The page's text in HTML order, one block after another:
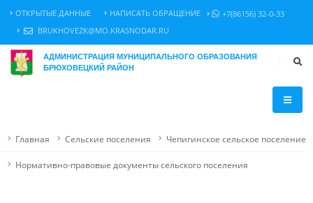
ОТКРЫТЫЕ ДАННЫЕ НАПИСАТЬ ОБРАЩЕНИЕ
+7(86156) 32-0-33
BRUKHOVEZK@MO.KRASNODAR.RU
АДМИНИСТРАЦИЯ МУНИЦИПАЛЬНОГО ОБРАЗОВАНИЯ
БРЮХОВЕЦКИЙ РАЙОН
Главная Сельские поселения Чепигинское сельское поселение
Нормативно-правовые документы сельского поселения